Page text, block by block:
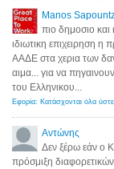
Manos
πιο δημοσιο και
ιδιωτικη επιχειρηση η
ΑΑΔΕ στα χερια των
αιμα... για να
του Ελληνικου...
Αντώνης
Δεν ξέρω εάν ο
πρόσμιξη